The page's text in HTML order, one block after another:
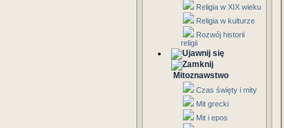
Religia w XIX wieku
Religia w kulturze
Rozwój historii
religii
Mitoznawstwo
Czas święty i mity
Mit grecki
Mit i epos